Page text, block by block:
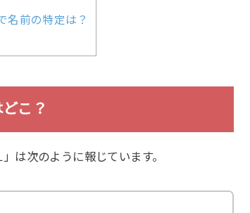
名前の特定は？
こ？
は次のように報じています。